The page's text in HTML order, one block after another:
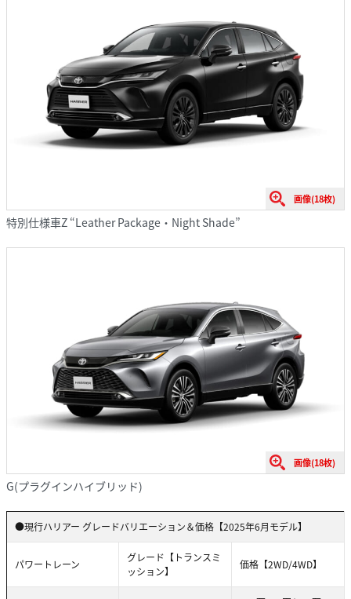
画像(18枚)
特別仕様車Z “Leather Package・Night Shade”
画像(18枚)
G(プラグインハイブリッド)
●現行ハリアー グレードバリエーション＆価格【2025年6月モデル】
パワートレーン
グレード【トランスミ
ッション】
価格【2WD/4WD】